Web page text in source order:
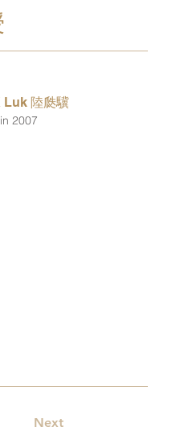
Next
Luk 陸瓞驥
2007